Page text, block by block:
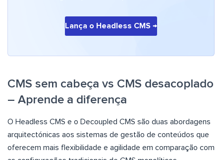
Lança o Headless CMS →
CMS sem cabeça vs CMS desacoplado
– Aprende a diferença
O Headless CMS e o Decoupled CMS são duas abordagens
arquitectónicas aos sistemas de gestão de conteúdos que
oferecem mais flexibilidade e agilidade em comparação com